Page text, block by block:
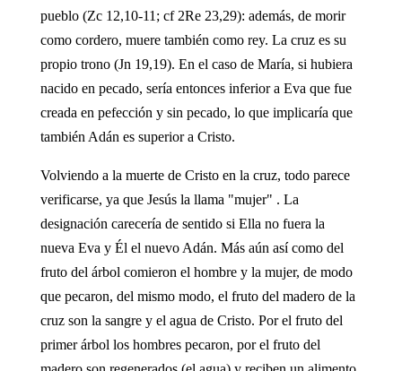
pueblo (Zc 12,10-11; cf 2Re 23,29): además, de morir
como cordero, muere también como rey. La cruz es su
propio trono (Jn 19,19). En el caso de María, si hubiera
nacido en pecado, sería entonces inferior a Eva que fue
creada en pefección y sin pecado, lo que implicaría que
también Adán es superior a Cristo.
Volviendo a la muerte de Cristo en la cruz, todo parece
verificarse, ya que Jesús la llama "mujer" . La
designación carecería de sentido si Ella no fuera la
nueva Eva y Él el nuevo Adán. Más aún así como del
fruto del árbol comieron el hombre y la mujer, de modo
que pecaron, del mismo modo, el fruto del madero de la
cruz son la sangre y el agua de Cristo. Por el fruto del
primer árbol los hombres pecaron, por el fruto del